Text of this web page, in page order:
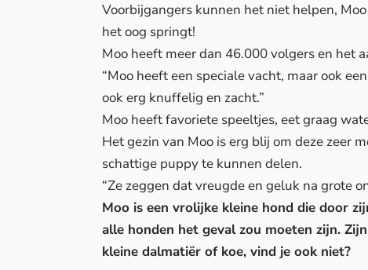
Voorbijgangers kunnen het niet helpen,
het oog springt!
Moo heeft meer dan 46.000 volgers en het
“Moo heeft een speciale vacht, maar ook
ook erg knuffelig en zacht.”
Moo heeft favoriete speeltjes, eet graag
Het gezin van Moo is erg blij om deze zeer
schattige puppy te kunnen delen.
“Ze zeggen dat vreugde en geluk na grote
Moo is een vrolijke kleine hond die door
alle honden het geval zou moeten zijn.
kleine dalmatiër of koe, vind je ook niet?